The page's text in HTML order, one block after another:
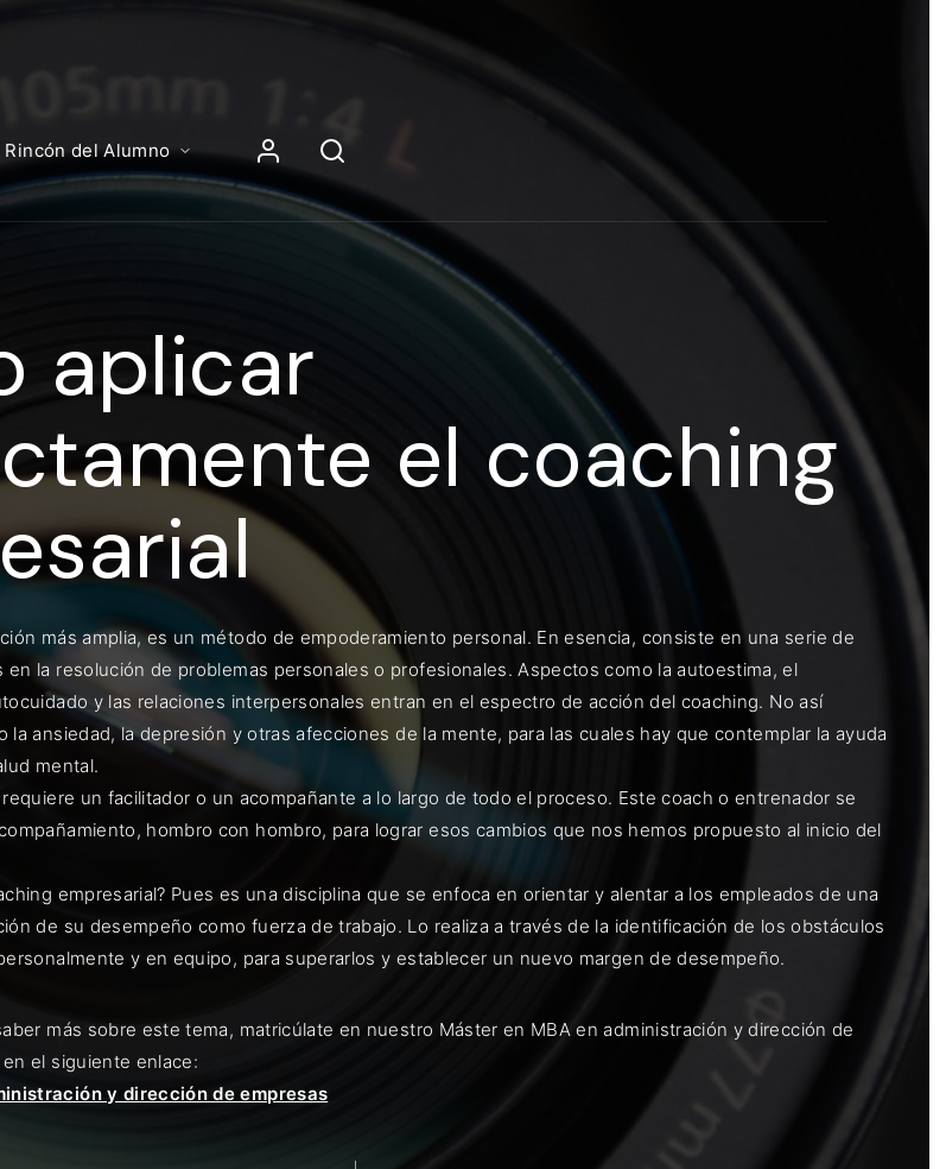
Rincón del Alumno
aplicar
el coaching
más amplia, es un método de empoderamiento personal. En esencia, consiste en una serie de
en la resolución de problemas personales o profesionales. Aspectos como la autoestima, el
y las relaciones interpersonales entran en el espectro de acción del coaching. No así
la ansiedad, la depresión y otras afecciones de la mente, para las cuales hay que contemplar la ayuda
mental.
un facilitador o un acompañante a lo largo de todo el proceso. Este coach o entrenador se
hombro con hombro, para lograr esos cambios que nos hemos propuesto al inicio del
empresarial? Pues es una disciplina que se enfoca en orientar y alentar a los empleados de una
de su desempeño como fuerza de trabajo. Lo realiza a través de la identificación de los obstáculos
y en equipo, para superarlos y establecer un nuevo margen de desempeño.
más sobre este tema, matricúlate en nuestro Máster en MBA en administración y dirección de
el siguiente enlace:
y dirección de empresas
Sesión
introducir el mismo usuario y contraseña